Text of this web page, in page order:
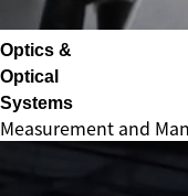
Optics &
Optical
Systems
Measurement and